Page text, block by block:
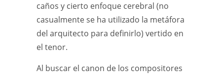
caños y cierto enfoque cerebral (no
casualmente se ha utilizado la metáfora
del arquitecto para definirlo) vertido en
el tenor.
Al buscar el canon de los compositores